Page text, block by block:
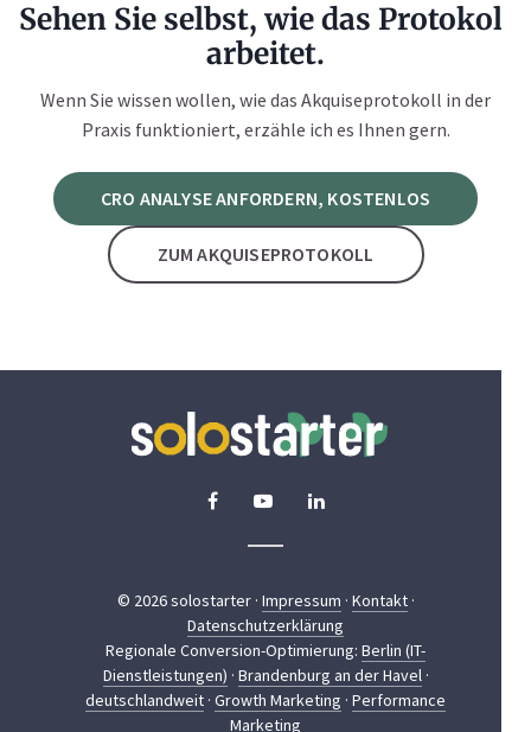
Sehen Sie selbst, wie das Protokoll
arbeitet.
Wenn Sie wissen wollen, wie das Akquiseprotokoll in der
Praxis funktioniert, erzähle ich es Ihnen gern.
CRO ANALYSE ANFORDERN, KOSTENLOS
ZUM AKQUISEPROTOKOLL
© 2026 solostarter · Impressum · Kontakt·
Datenschutzerklärung
Regionale Conversion-Optimierung: Berlin (IT-
Dienstleistungen) · Brandenburg an der Havel·
deutschlandweit · Growth Marketing · Performance
Marketing